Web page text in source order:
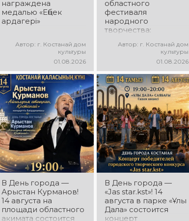
награждена
медалью «Еңбек
ардагері»
Автор: г. Костанай дом
культуры
01.08.2026
областного
фестиваля
народного
творчества:
Автор: г. Костанай дом
культуры
01.08.2026
В День города —
Арыстан Курманов!
14 августа на
площади областного
акимата состоится
В День города —
«Jas star.kst»! 14
августа в парке «Ұлы
Дала» состоится
концерт